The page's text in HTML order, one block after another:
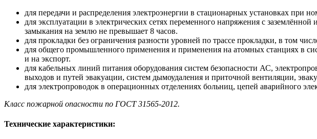
для передачи и распределения электроэнергии в стационарных установках
для эксплуатации в электрических сетях переменного напряжения с
замыкания на землю не превышает 8 часов.
для прокладки без ограничения разности уровней по трассе прокладки, в том
для общего промышленного применения и применения на атомных станциях в
и на экспорт.
для кабельных линий питания оборудования систем безопасности АС,
выходов и путей эвакуации, систем дымоудаления и приточной вентиляции,
для электропроводок в операционных отделениях больниц, цепей аварийного
Класс пожарной опасности по ГОСТ 31565-2012.
Технические характеристики: